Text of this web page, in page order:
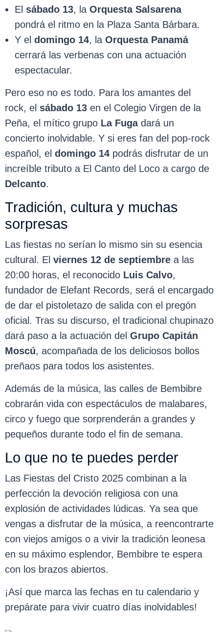
El sábado 13, la Orquesta Salsarena
pondrá el ritmo en la Plaza Santa Bárbara.
Y el domingo 14, la Orquesta Panamá
cerrará las verbenas con una actuación
espectacular.
Pero eso no es todo. Para los amantes del
rock, el sábado 13 en el Colegio Virgen de la
Peña, el mítico grupo La Fugadará un
concierto inolvidable. Y si eres fan del pop-rock
español, el domingo 14 podrás disfrutar de un
increíble tributo a El Canto del Loco a cargo de
Delcanto.
Tradición, cultura y muchas
sorpresas
Las fiestas no serían lo mismo sin su esencia
cultural. El viernes 12 de septiembre a las
20:00 horas, el reconocido Luis Calvo,
fundador de Elefant Records, será el encargado
de dar el pistoletazo de salida con el pregón
oficial. Tras su discurso, el tradicional chupinazo
dará paso a la actuación del Grupo Capitán
Moscú, acompañada de los deliciosos bollos
preñaos para todos los asistentes.
Además de la música, las calles de Bembibre
cobrarán vida con espectáculos de malabares,
circo y fuego que sorprenderán a grandes y
pequeños durante todo el fin de semana.
Lo que no te puedes perder
Las Fiestas del Cristo 2025 combinan a la
perfección la devoción religiosa con una
explosión de actividades lúdicas. Ya sea que
vengas a disfrutar de la música, a reencontrarte
con viejos amigos o a vivir la tradición leonesa
en su máximo esplendor, Bembibre te espera
con los brazos abiertos.
¡Así que marca las fechas en tu calendario y
prepárate para vivir cuatro días inolvidables!